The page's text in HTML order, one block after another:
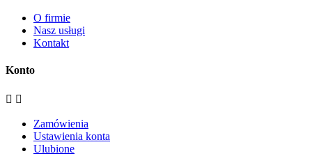
O firmie
Nasz usługi
Kontakt
Konto
 
Zamówienia
Ustawienia konta
Ulubione